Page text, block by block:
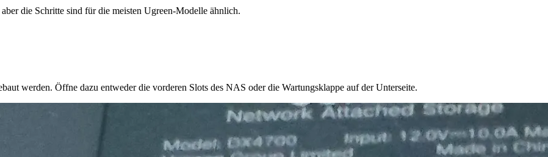
die Schritte sind für die meisten Ugreen-Modelle ähnlich.
werden. Öffne dazu entweder die vorderen Slots des NAS oder die Wartungsklappe auf der Unterseite.